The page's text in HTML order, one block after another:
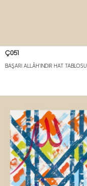
Ç051
BAŞARI ALLÂH'INDIR HAT TABLOSU